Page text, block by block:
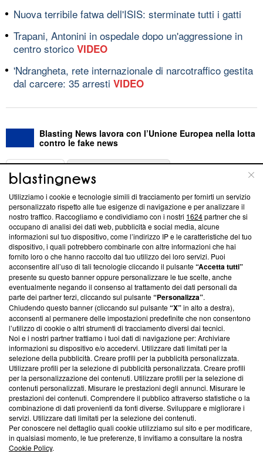
Nuova terribile fatwa dell'ISIS: sterminate tutti i gatti
Trapani, Antonini in ospedale dopo un'aggressione in
centro storico VIDEO
'Ndrangheta, rete internazionale di narcotraffico gestita
dal carcere: 35 arresti VIDEO
Blasting News lavora con l’Unione Europea nella lotta
contro le fake news
ABOUT
Questa sezione offre informazioni trasparenti su Blasting
News, sui nostri processi editoriali e su come ci impegniamo a
creare news di qualità. Inoltre, afferma la nostra aderenza a
‘Trust Project - News with Integrity’Blasting News non è
ancora membro del programma, ma ha richiesto di farne
parte; Trust Project non ha ancora effettuato una verifica di
conformità agli standard.
Su di noi
Team editoriale
Corporate
Redazione
Informativa Privacy
Cookie Policy
Blasting SA, IDI CHE-247.845.224, Via Carlo Frasca, 3 - 6900
Lugano (Svizzera) Tel:+39 0690258937
Utilizziamo i cookie e tecnologie simili di tracciamento per fornirti un servizio
personalizzato rispetto alle tue esigenze di navigazione e per analizzare il
nostro traffico. Raccogliamo e condividiamo con i nostri 1624partner che si
occupano di analisi dei dati web, pubblicità e social media, alcune
informazioni sul tuo dispositivo, come l’indirizzo IP e le caratteristiche del tuo
dispositivo, i quali potrebbero combinarle con altre informazioni che hai
fornito loro o che hanno raccolto dal tuo utilizzo dei loro servizi. Puoi
acconsentire all’uso di tali tecnologie cliccando il pulsante“Accetta tutti”
presente su questo banner oppure personalizzare le tue scelte, anche
eventualmente negando il consenso al trattamento dei dati personali da
parte dei partner terzi, cliccando sul pulsante“Personalizza”.
Chiudendo questo banner (cliccando sul pulsante“X”in alto a destra),
acconsenti al permanere delle impostazioni predefinite che non consentono
l’utilizzo di cookie o altri strumenti di tracciamento diversi dai tecnici.
Noi e i nostri partner trattiamo i tuoi dati di navigazione per: Archiviare
informazioni su dispositivo e/o accedervi. Utilizzare dati limitati per la
selezione della pubblicità. Creare profili per la pubblicità personalizzata.
Utilizzare profili per la selezione di pubblicità personalizzata. Creare profili
per la personalizzazione dei contenuti. Utilizzare profili per la selezione di
contenuti personalizzati. Misurare le prestazioni degli annunci. Misurare le
prestazioni dei contenuti. Comprendere il pubblico attraverso statistiche o la
combinazione di dati provenienti da fonti diverse. Sviluppare e migliorare i
servizi. Utilizzare dati limitati per la selezione dei contenuti.
Per conoscere nel dettaglio quali cookie utilizziamo sul sito e per modificare,
in qualsiasi momento, le tue preferenze, ti invitiamo a consultare la nostra
Cookie Policy.